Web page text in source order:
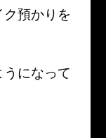
預かりを
になって